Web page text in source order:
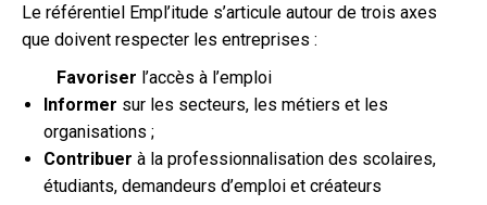
Le référentiel Empl’itude s’articule autour de trois axes
que doivent respecter les entreprises :
Favoriser l’accès à l’emploi
Informer sur les secteurs, les métiers et les
organisations ;
Contribuer à la professionnalisation des scolaires,
étudiants, demandeurs d’emploi et créateurs